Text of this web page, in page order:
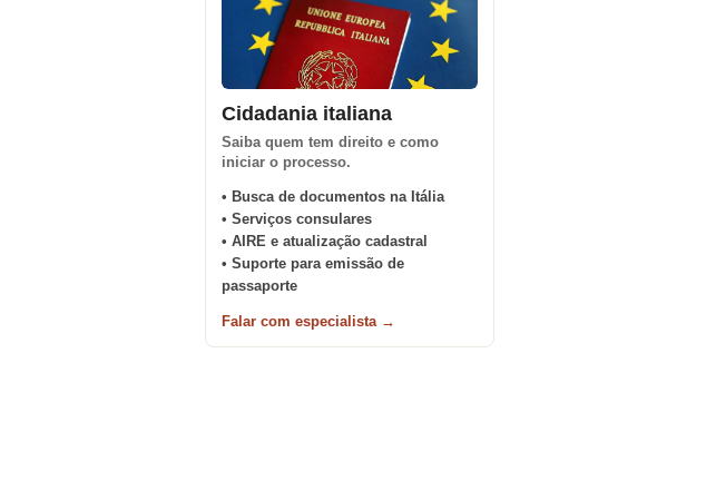
Cidadania italiana
Saiba quem tem direito e como
iniciar o processo.
• Busca de documentos na Itália
• Serviços consulares
• AIRE e atualização cadastral
• Suporte para emissão de
passaporte
Falar com especialista →